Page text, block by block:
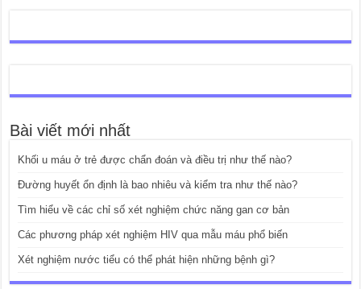
Bài viết mới nhất
Khối u máu ở trẻ được chẩn đoán và điều trị như thế nào?
Đường huyết ổn định là bao nhiêu và kiểm tra như thế nào?
Tìm hiểu về các chỉ số xét nghiệm chức năng gan cơ bản
Các phương pháp xét nghiệm HIV qua mẫu máu phổ biến
Xét nghiệm nước tiểu có thể phát hiện những bệnh gì?